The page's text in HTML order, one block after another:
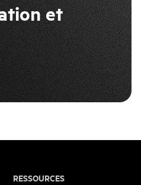
et
RESSOURCES